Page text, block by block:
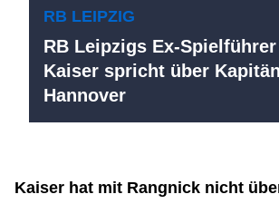
RB LEIPZIG
RB Leipzigs Ex-
Kaiser spricht über
Hannover
Kaiser hat mit Rangnick nicht